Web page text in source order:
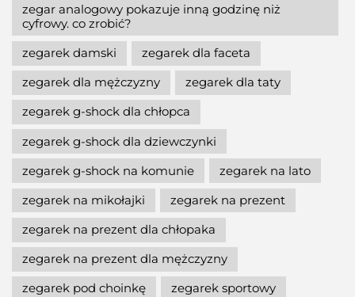
zegar analogowy pokazuje inną godzinę niż
cyfrowy. co zrobić?
zegarek damski
zegarek dla faceta
zegarek dla mężczyzny
zegarek dla taty
zegarek g-shock dla chłopca
zegarek g-shock dla dziewczynki
zegarek g-shock na komunie
zegarek na lato
zegarek na mikołajki
zegarek na prezent
zegarek na prezent dla chłopaka
zegarek na prezent dla mężczyzny
zegarek pod choinkę
zegarek sportowy